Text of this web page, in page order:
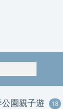
園親子遊 18